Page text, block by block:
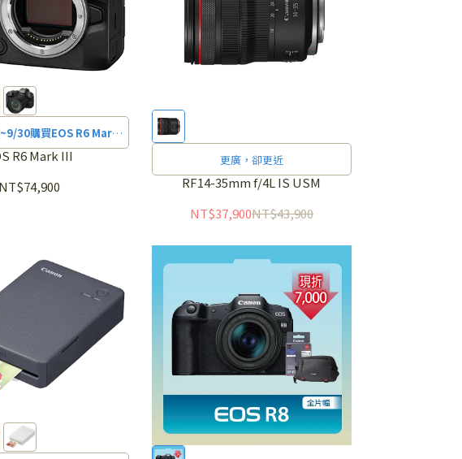
30購買EOS R6 Mark
組憑購買發票+保固卡，
活動辦法請上
R6 Mark III
NT$74,900
更廣，卻更近
RF14-35mm f/4L IS USM
NT$37,900NT$43,900